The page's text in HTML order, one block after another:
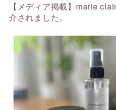
【メディア掲載】marie
介されました。